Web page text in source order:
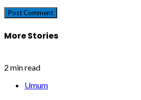
More Stories
2 min read
Umum